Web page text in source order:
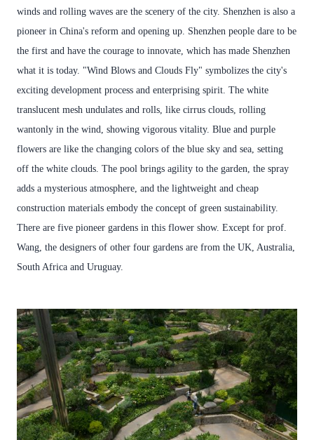
winds and rolling waves are the scenery of the city. Shenzhen is also a
pioneer in China's reform and opening up. Shenzhen people dare to be
the first and have the courage to innovate, which has made Shenzhen
what it is today. "Wind Blows and Clouds Fly" symbolizes the city's
exciting development process and enterprising spirit. The white
translucent mesh undulates and rolls, like cirrus clouds, rolling
wantonly in the wind, showing vigorous vitality. Blue and purple
flowers are like the changing colors of the blue sky and sea, setting
off the white clouds. The pool brings agility to the garden, the spray
adds a mysterious atmosphere, and the lightweight and cheap
construction materials embody the concept of green sustainability.
There are five pioneer gardens in this flower show. Except for prof.
Wang, the designers of other four gardens are from the UK, Australia,
South Africa and Uruguay.